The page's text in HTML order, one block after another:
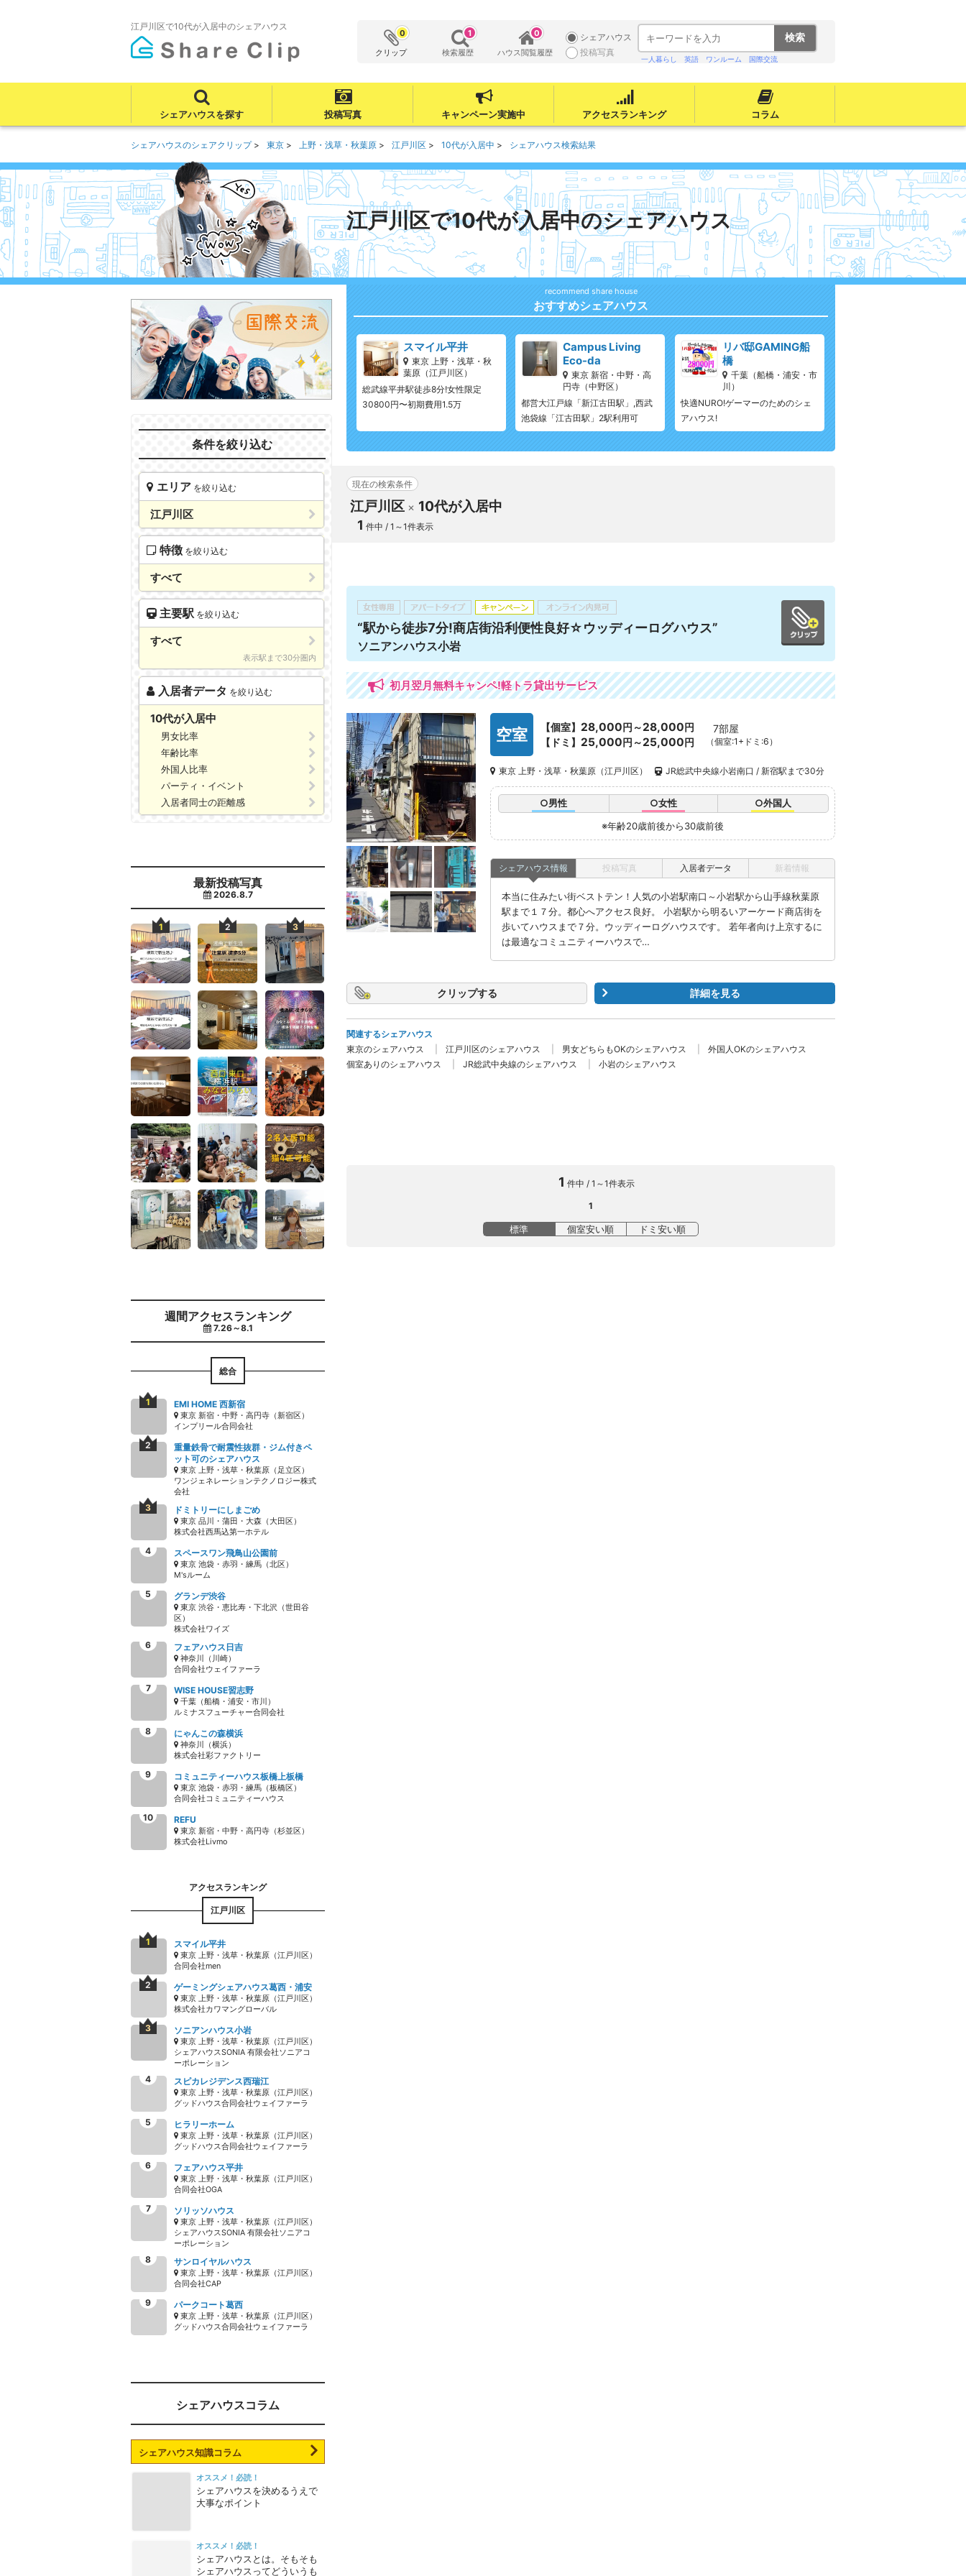
江戸川区で10代が入居中のシェアハウス
クリップ
0
検索履歴
1
ハウス閲覧履歴
0
シェアハウス
投稿写真
一人暮らし 英語 ワンルーム 国際交流
シェアハウスを探す 投稿写真 キャンペーン実施中 アクセスランキング コラム
シェアハウスのシェアクリップ 東京 上野・浅草・秋葉原 江戸川区 10代が入居中 シェアハウス検索結果
江戸川区で10代が入居中のシェアハウス
条件を絞り込む
エリア を絞り込む
江戸川区
特徴 を絞り込む
すべて
主要駅 を絞り込む
すべて
表示駅まで30分圏内
入居者データ を絞り込む
10代が入居中
男女比率
年齢比率
外国人比率
パーティ・イベント
入居者同士の距離感
最新投稿写真
2026.8.7
週間アクセスランキング
7.26～8.1
総合
EMI HOME 西新宿
東京 新宿・中野・高円寺（新宿区）
インプリール合同会社
重量鉄骨で耐震性抜群・ジム付きペ
ット可のシェアハウス
東京 上野・浅草・秋葉原（足立区）
ワンジェネレーションテクノロジー株式
会社
ドミトリーにしまごめ
東京 品川・蒲田・大森（大田区）
株式会社西馬込第一ホテル
スペースワン飛鳥山公園前
東京 池袋・赤羽・練馬（北区）
M'sルーム
グランデ渋谷
東京 渋谷・恵比寿・下北沢（世田谷
区）
株式会社ワイズ
フェアハウス日吉
神奈川（川崎）
合同会社ウェイファーラ
WISE HOUSE習志野
千葉（船橋・浦安・市川）
ルミナスフューチャー合同会社
にゃんこの森横浜
神奈川（横浜）
株式会社彩ファクトリー
コミュニティーハウス板橋上板橋
東京 池袋・赤羽・練馬（板橋区）
合同会社コミュニティーハウス
REFU
東京 新宿・中野・高円寺（杉並区）
株式会社Livmo
江戸川区
スマイル平井
東京 上野・浅草・秋葉原（江戸川区）
合同会社men
ゲーミングシェアハウス葛西・浦安
東京 上野・浅草・秋葉原（江戸川区）
株式会社カワマングローバル
ソニアンハウス小岩
東京 上野・浅草・秋葉原（江戸川区）
シェアハウスSONIA 有限会社ソニアコ
ーポレーション
スピカレジデンス西瑞江
東京 上野・浅草・秋葉原（江戸川区）
グッドハウス合同会社ウェイファーラ
ヒラリーホーム
東京 上野・浅草・秋葉原（江戸川区）
グッドハウス合同会社ウェイファーラ
フェアハウス平井
東京 上野・浅草・秋葉原（江戸川区）
合同会社OGA
ソリッソハウス
東京 上野・浅草・秋葉原（江戸川区）
シェアハウスSONIA 有限会社ソニアコ
ーポレーション
サンロイヤルハウス
東京 上野・浅草・秋葉原（江戸川区）
合同会社CAP
パークコート葛西
東京 上野・浅草・秋葉原（江戸川区）
グッドハウス合同会社ウェイファーラ
シェアハウスコラム
シェアハウス知識コラム
オススメ！必読！
シェアハウスを決めるうえで
大事なポイント
オススメ！必読！
シェアハウスとは。そもそも
シェアハウスってどういうも
おすすめシェアハウス
スマイル平井
東京 上野・浅草・秋
葉原（江戸川区）
総武線平井駅徒歩8分!女性限定
30800円〜初期費用1.5万
Campus Living
Eco-da
東京 新宿・中野・高
円寺（中野区）
都営大江戸線「新江古田駅」,西武
池袋線「江古田駅」2駅利用可
リバ邸GAMING船
橋
千葉（船橋・浦安・市
川）
快適NURO!ゲーマーのためのシェ
アハウス!
現在の検索条件
江戸川区 10代が入居中
1 件中 / 1～1件表示
“駅から徒歩7分!商店街沿利便性良好☆ウッディーログハウス”
ソニアンハウス小岩
初月翌月無料キャンペ!軽トラ貸出サービス
空室 【個室】 28,000円～28,000円
【ドミ】 25,000円～25,000円
7部屋
（個室:1+ドミ:6）
東京 上野・浅草・秋葉原（江戸川区） JR総武中央線小岩南口 / 新宿駅まで30分
○男性 ○女性
○外国人
※年齢20歳前後から30歳前後
シェアハウス情報
本当に住みたい街ベストテン！人気の小岩駅南口～小岩駅から山手線秋葉原
駅まで１７分。都心へアクセス良好。 小岩駅から明るいアーケード商店街を
歩いてハウスまで７分。ウッディーログハウスです。 若年者向け上京するに
は最適なコミュニティーハウスで…
投稿写真 入居者データ 新着情報
クリップ 詳細を見る
関連するシェアハウス
東京のシェアハウス
江戸川区のシェアハウス 男女どちらもOKのシェアハウス
外国人OKのシェアハウス
個室ありのシェアハウス
JR総武中央線のシェアハウス 小岩のシェアハウス
1 件中 / 1～1件表示
1
標準 個室安い順 ドミ安い順